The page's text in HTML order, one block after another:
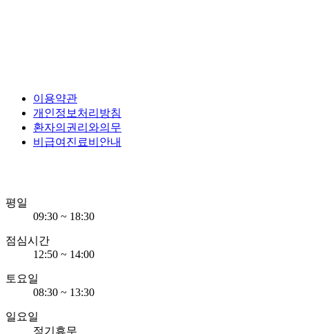
이용약관
개인정보처리방침
환자의권리와의무
비급여진료비안내
평일
09:30 ~ 18:30
점심시간
12:50 ~ 14:00
토요일
08:30 ~ 13:30
일요일
정기휴무